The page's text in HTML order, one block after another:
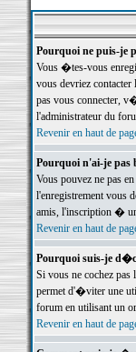
Pourquoi ne puis-je
Vous �tes-vous
vous devriez
pas vous connecter,
l'administrateur du
Revenir en haut de
Pourquoi n'ai-je pas
Vous pouvez ne pas
l'enregistrement vous
amis, l'inscription � un
Revenir en haut de
Pourquoi suis-je
Si vous ne cochez pas
permet d'�viter une
forum en utilisant un
Revenir en haut de